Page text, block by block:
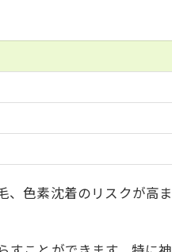
、色素沈着のリスクが高ま